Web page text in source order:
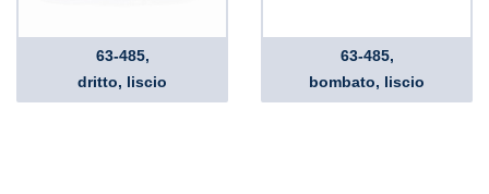
63-485,
dritto, liscio
63-485,
bombato, liscio